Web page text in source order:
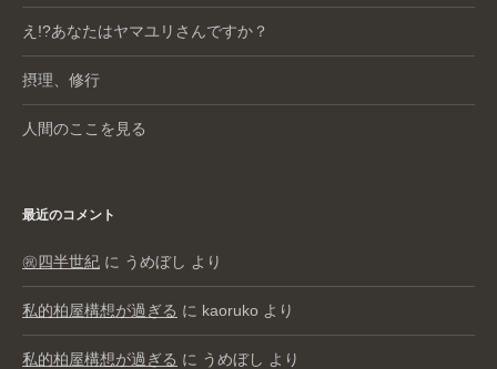
え!?あなたはヤマユリさんですか？
摂理、修行
人間のここを見る
最近のコメント
㊗️四半世紀 に うめぼし より
私的柏屋構想が過ぎる に kaoruko より
私的柏屋構想が過ぎる に うめぼし より